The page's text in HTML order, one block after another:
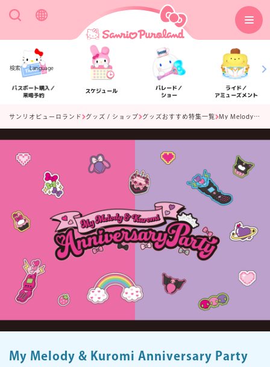
検索 Language
パスポート購入／
来場予約
スケジュール
パレード／
ショー
ライド／
アミューズメント
フロアマップ
楽しみ方
サンリオピューロランド グッズ / ショップ グッズおすすめ特集一覧 My Melody & Kuromi Anniversary Party シリーズ
My Melody & Kuromi Anniversary Party